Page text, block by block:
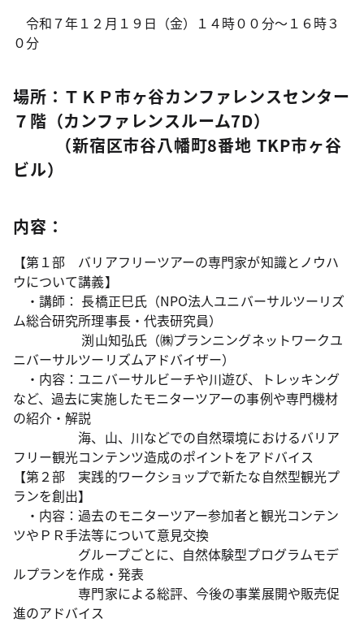
令和７年１２月１９日（金）１４時００分～１６時３
０分
場所：ＴＫＰ市ヶ谷カンファレンスセンター
７階（カンファレンスルーム7D）
（新宿区市谷八幡町8番地 TKP市ヶ谷
ビル）
内容：
【第１部 バリアフリーツアーの専門家が知識とノウハ
ウについて講義】
・講師： 長橋正巳氏（NPO法人ユニバーサルツーリズ
ム総合研究所理事長・代表研究員）
渕山知弘氏（㈱プランニングネットワークユ
ニバーサルツーリズムアドバイザー）
・内容：ユニバーサルビーチや川遊び、トレッキング
など、過去に実施したモニターツアーの事例や専門機材
の紹介・解説
海、山、川などでの自然環境におけるバリア
フリー観光コンテンツ造成のポイントをアドバイス
【第２部 実践的ワークショップで新たな自然型観光プ
ランを創出】
・内容：過去のモニターツアー参加者と観光コンテン
ツやＰＲ手法等について意見交換
グループごとに、自然体験型プログラムモデ
ルプランを作成・発表
専門家による総評、今後の事業展開や販売促
進のアドバイス